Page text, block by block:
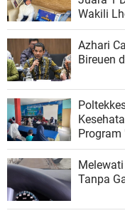
Wakili
Azhari
Bireuen
Program
Tanpa